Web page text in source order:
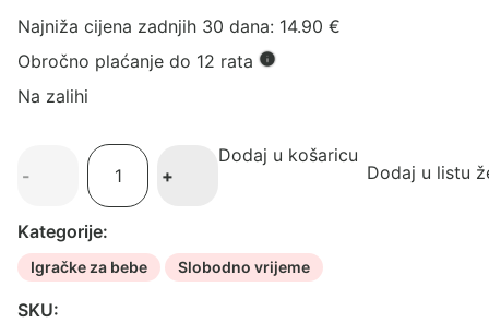
Najniža cijena zadnjih 30 dana: 14.90 €
Obročno plaćanje do 12 rata
Na zalihi
Sophie
marakas
količina
- +
Dodaj u košaricu
Dodaj u listu
Kategorije:
Igračke za bebe Slobodno vrijeme
SKU: